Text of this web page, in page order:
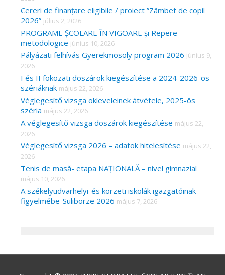
Cereri de finanțare eligibile / proiect ”Zâmbet de copil
2026” július 2, 2026
PROGRAME ȘCOLARE ÎN VIGOARE și Repere
metodologice június 10, 2026
Pályázati felhívás Gyerekmosoly program 2026 június 9,
2026
I és II fokozati doszárok kiegészítése a 2024-2026-os
szériáknak május 22, 2026
Véglegesítő vizsga okleveleinek átvétele, 2025-ös
széria május 22, 2026
A véglegesítő vizsga doszárok kiegészítése május 22,
2026
Véglegesítő vizsga 2026 – adatok hitelesítése május 22,
2026
Tenis de masă- etapa NAȚIONALĂ – nivel gimnazial
május 10, 2026
A székelyudvarhelyi-és körzeti iskolák igazgatóinak
figyelmébe-Sulibörze 2026 május 7, 2026